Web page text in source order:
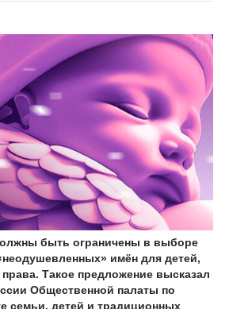
быть ограничены в выборе
имён для детей,
Такое предложение высказал
Общественной палаты по
семьи, детей и традиционных